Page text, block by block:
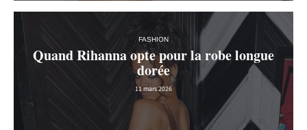
FASHION
Quand Rihanna opte pour la robe longue
dorée
11 mars 2026